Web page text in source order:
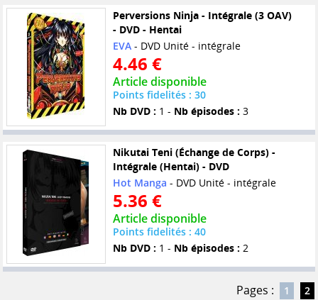
Perversions Ninja - Intégrale (3 OAV)
- DVD - Hentai
EVA- DVD Unité - intégrale
4.46 €
Article disponible
Points fidelités : 30
Nb DVD : 1 - Nb épisodes : 3
Nikutai Teni (Échange de Corps) -
Intégrale (Hentai) - DVD
Hot Manga - DVD Unité - intégrale
5.36 €
Article disponible
Points fidelités : 40
Nb DVD : 1 - Nb épisodes : 2
Pages : 1 2